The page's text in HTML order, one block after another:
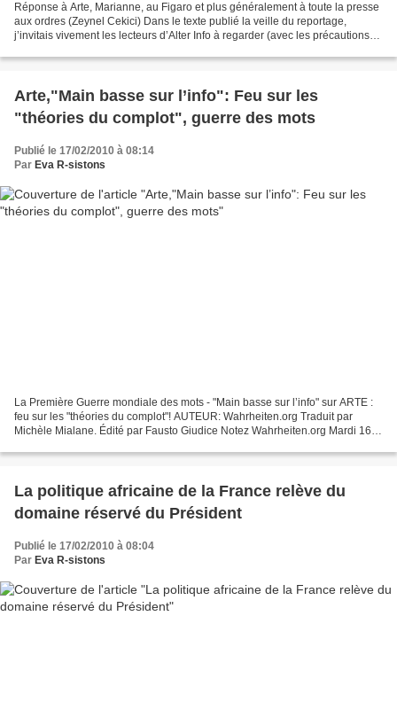
Réponse à Arte, Marianne, au Figaro et plus généralement à toute la presse
aux ordres (Zeynel Cekici) Dans le texte publié la veille du reportage,
j’invitais vivement les lecteurs d’Alter Info à regarder (avec les précautions
Arte,"Main basse sur l’info": Feu sur les
"théories du complot", guerre des mots
Publié le 17/02/2010 à 08:14
Par Eva R-sistons
La Première Guerre mondiale des mots - "Main basse sur l’info" sur ARTE :
feu sur les "théories du complot"! AUTEUR: Wahrheiten.org Traduit par
Michèle Mialane. Édité par Fausto Giudice Notez Wahrheiten.org Mardi 16
La politique africaine de la France relève du
domaine réservé du Président
Publié le 17/02/2010 à 08:04
Par Eva R-sistons